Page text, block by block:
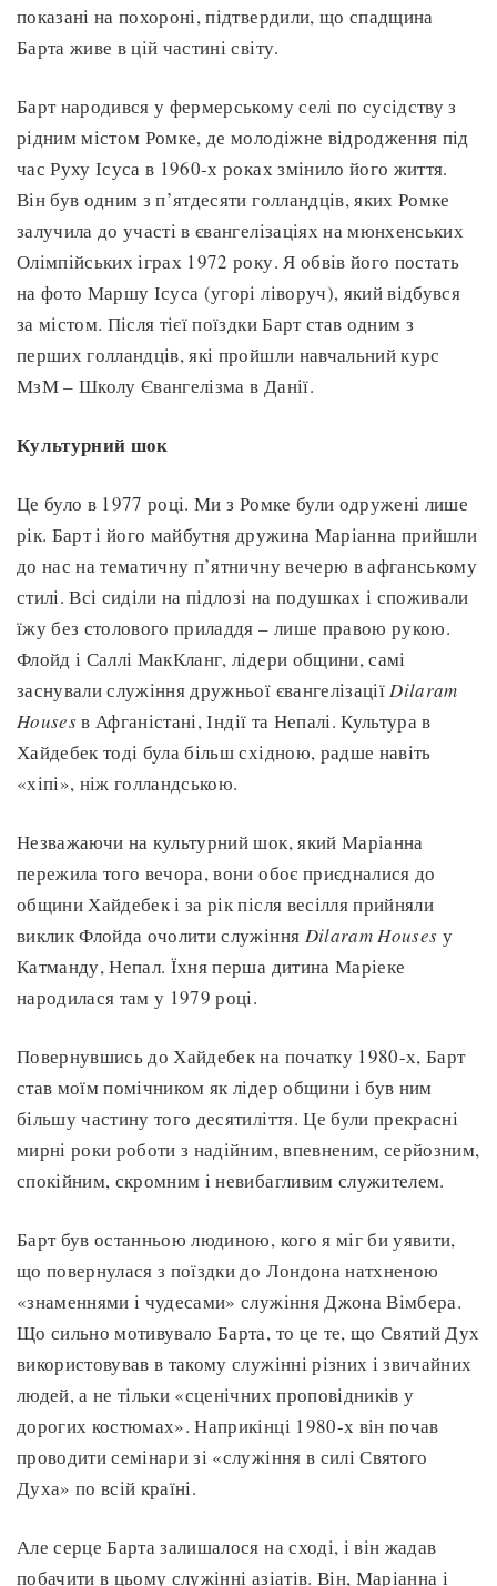
показані на похороні, підтвердили, що спадщина
Барта живе в цій частині світу.
Барт народився у фермерському селі по сусідству з
рідним містом Ромке, де молодіжне відродження під
час Руху Ісуса в 1960-х роках змінило його життя.
Він був одним з п’ятдесяти голландців, яких Ромке
залучила до участі в євангелізаціях на мюнхенських
Олімпійських іграх 1972 року. Я обвів його постать
на фото Маршу Ісуса (угорі ліворуч), який відбувся
за містом. Після тієї поїздки Барт став одним з
перших голландців, які пройшли навчальний курс
МзМ – Школу Євангелізма в Данії.
Культурний шок
Це було в 1977 році. Ми з Ромке були одружені лише
рік. Барт і його майбутня дружина Маріанна прийшли
до нас на тематичну п’ятничну вечерю в афганському
стилі. Всі сиділи на підлозі на подушках і споживали
їжу без столового приладдя – лише правою рукою.
Флойд і Саллі МакКланг, лідери общини, самі
заснували служіння дружньої євангелізаціїDilaram
Housesв Афганістані, Індії та Непалі. Культура в
Хайдебек тоді була більш східною, радше навіть
«хіпі», ніж голландською.
Незважаючи на культурний шок, який Маріанна
пережила того вечора, вони обоє приєдналися до
общини Хайдебек і за рік після весілля прийняли
виклик Флойда очолити служіння Dilaram Houses у
Катманду, Непал. Їхня перша дитина Маріеке
народилася там у 1979 році.
Повернувшись до Хайдебек на початку 1980-х, Барт
став моїм помічником як лідер общини і був ним
більшу частину того десятиліття. Це були прекрасні
мирні роки роботи з надійним, впевненим, серйозним,
спокійним, скромним і невибагливим служителем.
Барт був останньою людиною, кого я міг би уявити,
що повернулася з поїздки до Лондона натхненою
«знаменнями і чудесами» служіння Джона Вімбера.
Що сильно мотивувало Барта, то це те, що Святий Дух
використовував в такому служінні різних і звичайних
людей, а не тільки «сценічних проповідників у
дорогих костюмах». Наприкінці 1980-х він почав
проводити семінари зі «служіння в силі Святого
Духа» по всій країні.
Але серце Барта залишалося на сході, і він жадав
побачити в цьому служінні азіатів. Він, Маріанна і